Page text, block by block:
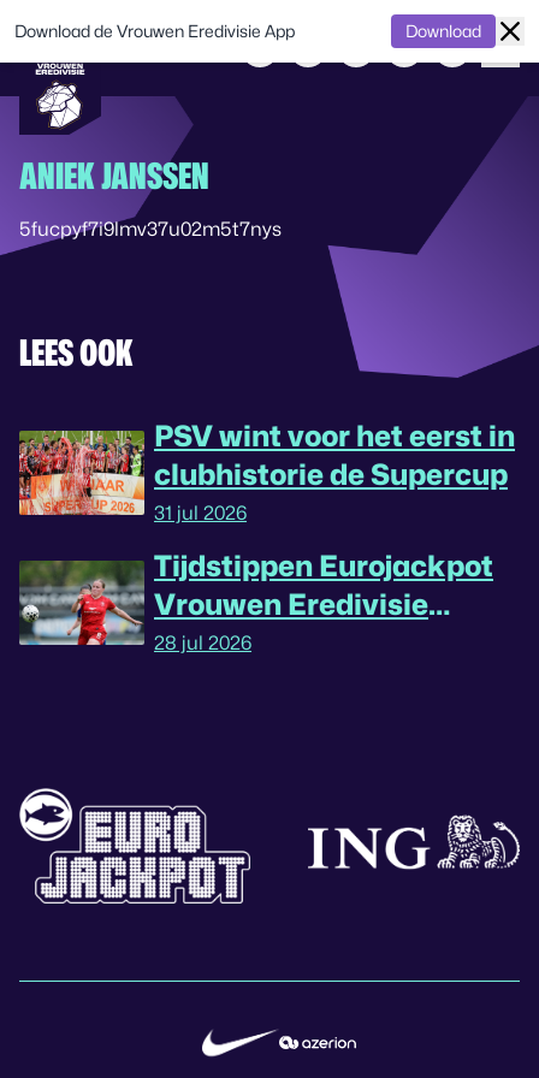
ANIEK JANSSEN
5fucpyf7i9lmv37u02m5t7nys
LEES OOK
PSV wint voor het eerst in
clubhistorie de Supercup
31 jul 2026
Tijdstippen Eurojackpot
Vrouwen Eredivisie
omgedraaid
28 jul 2026
Download de Vrouwen Eredivisie App Download